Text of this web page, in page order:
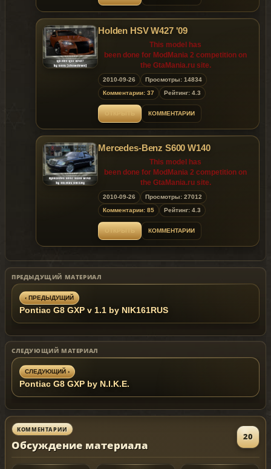
Holden HSV W427 '09
This model has
been done for ModMania 2 competition on
the GtaMania.ru site.
Releasing the model on other sites until
10.03.2010 (the 3rd
of October 2010) is prohibited!
2010-09-26
Просмотры: 14834
Комментарии: 37
Рейтинг: 4.3
КОММЕНТАРИИ
Mercedes-Benz S600 W140
This model has
been done for ModMania 2 competition on
the GtaMania.ru site.
Releasing the model on other sites until
10.03.2010 (the 3rd
of October 2010) is prohibited!
2010-09-26
Просмотры: 27012
Комментарии: 85
Рейтинг: 4.3
КОММЕНТАРИИ
ПРЕДЫДУЩИЙ МАТЕРИАЛ
‹ ПРЕДЫДУЩИЙ
Pontiac G8 GXP v 1.1 by NIK161RUS
СЛЕДУЮЩИЙ МАТЕРИАЛ
СЛЕДУЮЩИЙ ›
Pontiac G8 GXP by N.I.K.E.
КОММЕНТАРИИ
Обсуждение материала
20